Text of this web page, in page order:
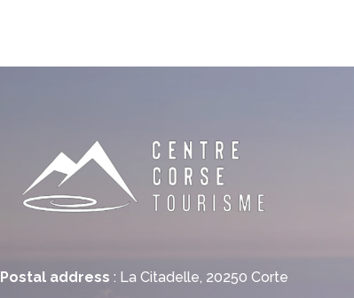
Postal address : La Citadelle, 20250 Corte